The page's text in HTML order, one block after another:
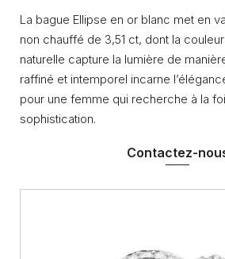
La bague Ellipse en or blanc met en
non chauffé de 3,51 ct, dont la
naturelle capture la lumière de
raffiné et intemporel incarne
pour une femme qui recherche à la
sophistication.
Contactez-